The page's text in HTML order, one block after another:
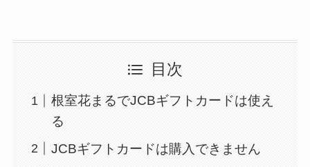
目次
根室花まるでJCBギフトカードは使え
る
JCBギフトカードは購入できません